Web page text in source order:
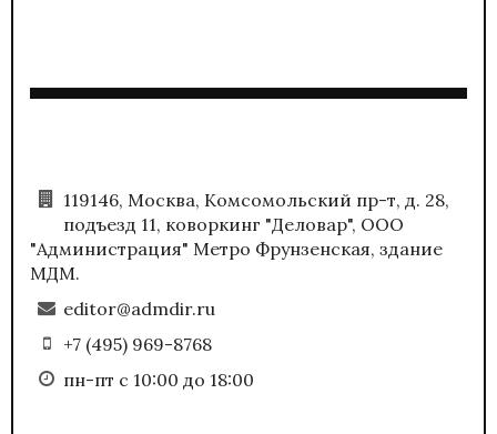
119146, Москва, Комсомольский пр-т, д. 28,
подъезд 11, коворкинг "Деловар", ООО
"Администрация" Метро Фрунзенская, здание
МДМ.
editor@admdir.ru
+7 (495) 969-8768
пн-пт с 10:00 до 18:00